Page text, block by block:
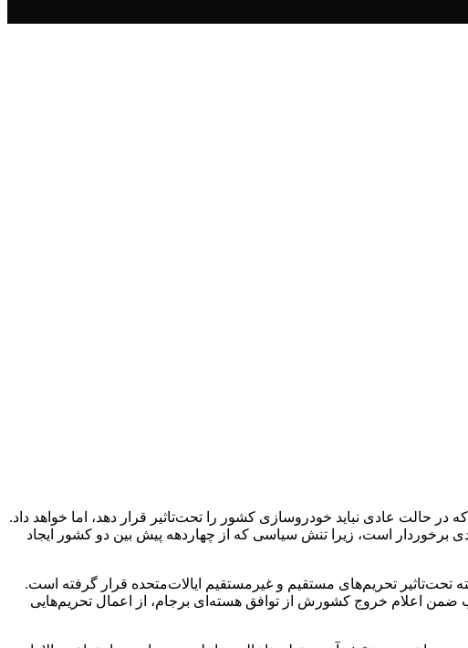
آن طرف‌تر از ایران که در حالت عادی نباید خودروسازی کشور را تحت‌تاثیر قرار دهد، اما خواهد داد.
برخوردار است، زیرا تنش سیاسی که از چهاردهه پیش بین دو کشور ایجاد
تحریم‌های مستقیم و غیرمستقیم ایالات‌متحده قرار گرفته است.
که وی سال ۲۰۱۸ رسما از برجام خارج شد. ترامپ آن شب ضمن اعلام خروج کشورش از توافق هسته‌ای برجام، از اعمال تحریم‌هایی